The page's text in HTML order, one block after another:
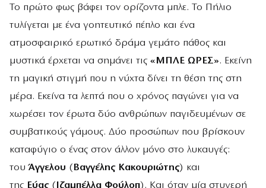
Το πρώτο φως βάφει τον ορίζοντα μπλε. Το Πήλιο
τυλίγεται με ένα γοητευτικό πέπλο και ένα
ατμοσφαιρικό ερωτικό δράμα γεμάτο πάθος και
μυστικά έρχεται να σημάνει τις «ΜΠΛΕ ΩΡΕΣ». Εκείνη
τη μαγική στιγμή που η νύχτα δίνει τη θέση της στη
μέρα. Εκείνα τα λεπτά που ο χρόνος παγώνει για να
χωρέσει τον έρωτα δύο ανθρώπων παγιδευμένων σε
συμβατικούς γάμους. Δύο προσώπων που βρίσκουν
καταφύγιο ο ένας στον άλλον μόνο στο λυκαυγές:
τουΆγγελου ( Βαγγέλης Κακουριώτης) και
της Εύας( Ιζαμπέλλα Φούλοπ). Και όταν μία στυγερή